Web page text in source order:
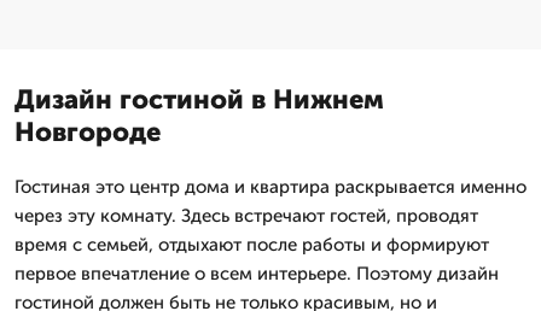
Дизайн гостиной в Нижнем
Новгороде
Гостиная это центр дома и квартира раскрывается именно
через эту комнату. Здесь встречают гостей, проводят
время с семьей, отдыхают после работы и формируют
первое впечатление о всем интерьере. Поэтому дизайн
гостиной должен быть не только красивым, но и